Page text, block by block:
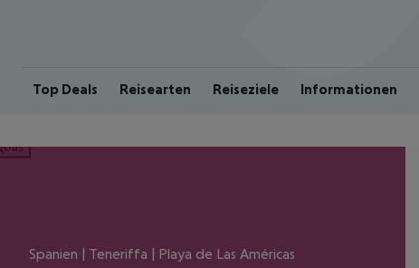
Top Deals Reisearten Reiseziele Informationen
Spanien | Teneriffa | Playa de Las Américas